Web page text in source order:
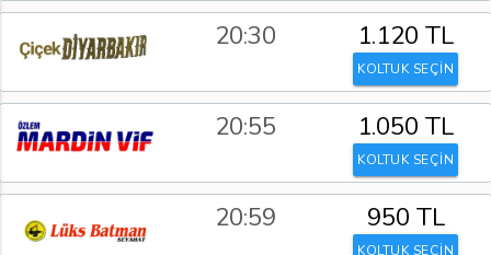
20:30 1.120 TL
KOLTUK SEÇİN
20:55 1.050 TL
KOLTUK SEÇİN
20:59 950 TL
KOLTUK SEÇİN